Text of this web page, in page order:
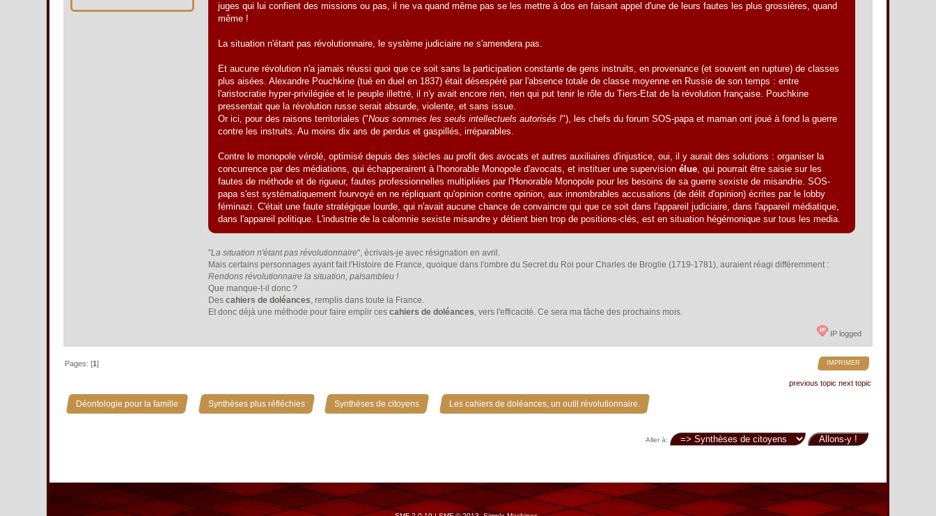
juges qui lui confient des missions ou pas, il ne va quand même pas se les mettre à dos en faisant appel d'une de leurs fautes les plus grossières, quand
même !
La situation n'étant pas révolutionnaire, le système judiciaire ne s'amendera pas.
Et aucune révolution n'a jamais réussi quoi que ce soit sans la participation constante de gens instruits, en provenance (et souvent en rupture) de classes
plus aisées. Alexandre Pouchkine (tué en duel en 1837) était désespéré par l'absence totale de classe moyenne en Russie de son temps : entre
l'aristocratie hyper-privilégiée et le peuple illettré, il n'y avait encore rien, rien qui put tenir le rôle du Tiers-Etat de la révolution française. Pouchkine
pressentait que la révolution russe serait absurde, violente, et sans issue.
Or ici, pour des raisons territoriales ("Nous sommes les seuls intellectuels autorisés !"), les chefs du forum SOS-papa et maman ont joué à fond la guerre
contre les instruits. Au moins dix ans de perdus et gaspillés, irréparables.
Contre le monopole vérolé, optimisé depuis des siècles au profit des avocats et autres auxiliaires d'injustice, oui, il y aurait des solutions : organiser la
concurrence par des médiations, qui échapperairent à l'honorable Monopole d'avocats, et instituer une supervisionélue, qui pourrait être saisie sur les
fautes de méthode et de rigueur, fautes professionnelles multipliées par l'Honorable Monopole pour les besoins de sa guerre sexiste de misandrie. SOS-
papa s'est systématiquement fourvoyé en ne répliquant qu'opinion contre opinion, aux innombrables accusations (de délit d'opinion) écrites par le lobby
féminazi. C'était une faute stratégique lourde, qui n'avait aucune chance de convaincre qui que ce soit dans l'appareil judiciaire, dans l'appareil médiatique,
dans l'appareil politique. L'industrie de la calomnie sexiste misandre y détient bien trop de positions-clés, est en situation hégémonique sur tous les media.
"La situation n'étant pas révolutionnaire", écrivais-je avec résignation en avril.
Mais certains personnages ayant fait l'Histoire de France, quoique dans l'ombre du Secret du Roi pour Charles de Broglie (1719-1781), auraient réagi différemment :
Rendons révolutionnaire la situation, palsambleu !
Que manque-t-il donc ?
Descahiers de doléances, remplis dans toute la France.
Et donc déjà une méthode pour faire emplir cescahiers de doléances, vers l'efficacité. Ce sera ma tâche des prochains mois.
IP logged
IMPRIMER
Pages: [1]
previous topic next topic
Déontologie pour la famille » Synthèses plus réfléchies » Synthèses de citoyens » Les cahiers de doléances, un outil révolutionnaire.
Aller à: